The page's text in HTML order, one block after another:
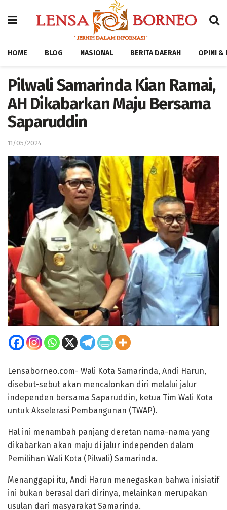
HOME BLOG NASIONAL BERITA DAERAH OPINI &
Pilwali Samarinda Kian Ramai,
AH Dikabarkan Maju Bersama
Saparuddin
11/05/2024
Lensaborneo.com- Wali Kota Samarinda, Andi Harun,
disebut-sebut akan mencalonkan diri melalui jalur
independen bersama Saparuddin, ketua Tim Wali Kota
untuk Akselerasi Pembangunan (TWAP).
Hal ini menambah panjang deretan nama-nama yang
dikabarkan akan maju di jalur independen dalam
Pemilihan Wali Kota (Pilwali) Samarinda.
Menanggapi itu, Andi Harun menegaskan bahwa inisiatif
ini bukan berasal dari dirinya, melainkan merupakan
usulan dari masyarakat Samarinda.